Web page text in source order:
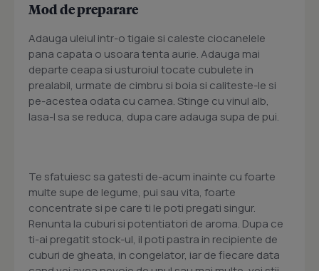
Mod de preparare
Adauga uleiul intr-o tigaie si caleste ciocanelele
pana capata o usoara tenta aurie. Adauga mai
departe ceapa si usturoiul tocate cubulete in
prealabil, urmate de cimbru si boia si caliteste-le si
pe-acestea odata cu carnea. Stinge cu vinul alb,
lasa-l sa se reduca, dupa care adauga supa de pui.
Te sfatuiesc sa gatesti de-acum inainte cu foarte
multe supe de legume, pui sau vita, foarte
concentrate si pe care ti le poti pregati singur.
Renunta la cuburi si potentiatori de aroma. Dupa ce
ti-ai pregatit stock-ul, il poti pastra in recipiente de
cuburi de gheata, in congelator, iar de fiecare data